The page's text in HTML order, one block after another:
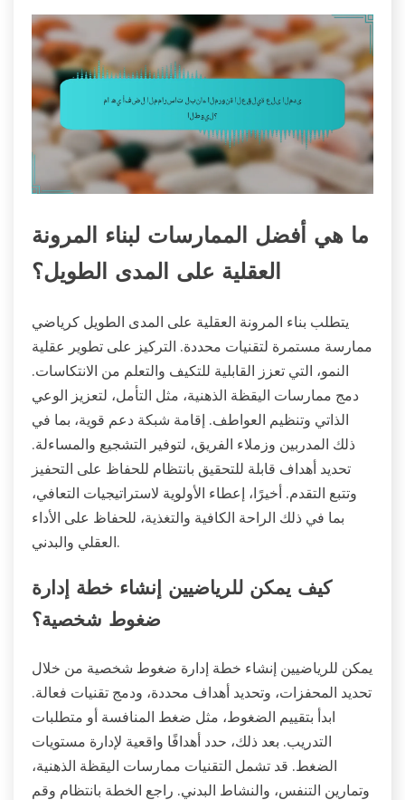
ما هي أفضل الممارسات لبناء المرونة
العقلية على المدى الطويل؟
يتطلب بناء المرونة العقلية على المدى الطويل كرياضي
ممارسة مستمرة لتقنيات محددة. التركيز على تطوير عقلية
النمو، التي تعزز القابلية للتكيف والتعلم من الانتكاسات.
دمج ممارسات اليقظة الذهنية، مثل التأمل، لتعزيز الوعي
الذاتي وتنظيم العواطف. إقامة شبكة دعم قوية، بما في
ذلك المدربين وزملاء الفريق، لتوفير التشجيع والمساءلة.
تحديد أهداف قابلة للتحقيق بانتظام للحفاظ على التحفيز
وتتبع التقدم. أخيرًا، إعطاء الأولوية لاستراتيجيات التعافي،
بما في ذلك الراحة الكافية والتغذية، للحفاظ على الأداء
العقلي والبدني.
كيف يمكن للرياضيين إنشاء خطة إدارة
ضغوط شخصية؟
يمكن للرياضيين إنشاء خطة إدارة ضغوط شخصية من خلال
تحديد المحفزات، وتحديد أهداف محددة، ودمج تقنيات فعالة.
ابدأ بتقييم الضغوط، مثل ضغط المنافسة أو متطلبات
التدريب. بعد ذلك، حدد أهدافًا واقعية لإدارة مستويات
الضغط. قد تشمل التقنيات ممارسات اليقظة الذهنية،
وتمارين التنفس، والنشاط البدني. راجع الخطة بانتظام وقم